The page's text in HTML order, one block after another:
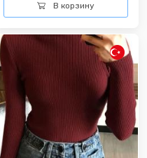
В корзину